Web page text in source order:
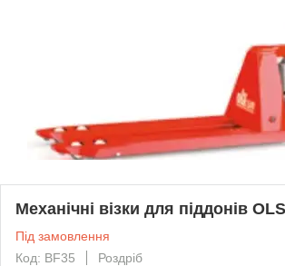
Механічні візки для піддонів
Під замовлення
Код: BF35
Роздріб